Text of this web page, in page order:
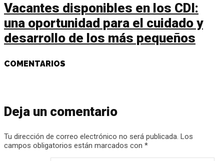
Vacantes disponibles en los CDI:
una oportunidad para el cuidado y
desarrollo de los más pequeños
COMENTARIOS
Deja un comentario
Tu dirección de correo electrónico no será publicada. Los
campos obligatorios están marcados con *